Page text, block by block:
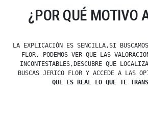
¿POR QUÉ MOTIVO
LA EXPLICACIÓN ES SENCILLA,SI
FLOR, PODEMOS VER QUE LAS
INCONTESTABLES,DESCUBRE QUE
BUSCAS JERICO FLOR Y ACCEDE A LAS
QUE ES REAL LO QUE TE